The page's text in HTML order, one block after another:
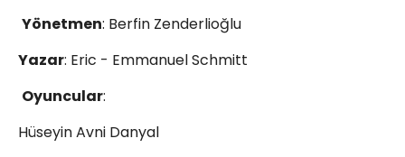
Yönetmen: Berfin Zenderlioğlu
Yazar: Eric - Emmanuel Schmitt
Oyuncular:
Hüseyin Avni Danyal